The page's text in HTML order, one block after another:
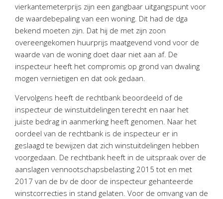
vierkantemeterprijs zijn een gangbaar uitgangspunt voor
de waardebepaling van een woning. Dit had de dga
bekend moeten zijn. Dat hij de met zijn zoon
overeengekomen huurprijs maatgevend vond voor de
waarde van de woning doet daar niet aan af. De
inspecteur heeft het compromis op grond van dwaling
mogen vernietigen en dat ook gedaan.
Vervolgens heeft de rechtbank beoordeeld of de
inspecteur de winstuitdelingen terecht en naar het
juiste bedrag in aanmerking heeft genomen. Naar het
oordeel van de rechtbank is de inspecteur er in
geslaagd te bewijzen dat zich winstuitdelingen hebben
voorgedaan. De rechtbank heeft in de uitspraak over de
aanslagen vennootschapsbelasting 2015 tot en met
2017 van de bv de door de inspecteur gehanteerde
winstcorrecties in stand gelaten. Voor de omvang van de